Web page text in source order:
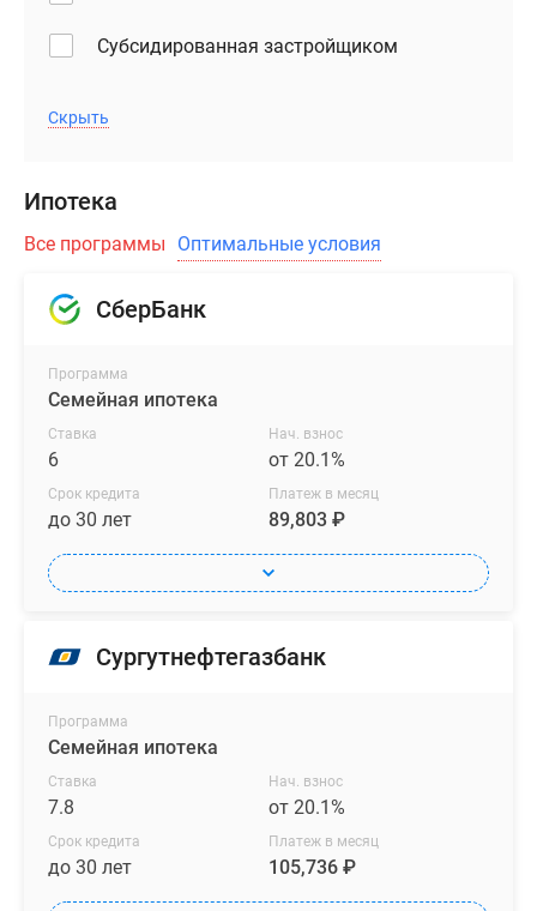
Субсидированная застройщиком
Скрыть
Ипотека
Все программы Оптимальные условия
СберБанк
Программа
Семейная ипотека
Ставка
6
Нач. взнос
от 20.1%
Срок кредита
до 30 лет
Платеж в месяц
89,803 ₽
Сургутнефтегазбанк
Программа
Семейная ипотека
Ставка
7.8
Нач. взнос
от 20.1%
Срок кредита
до 30 лет
Платеж в месяц
105,736 ₽